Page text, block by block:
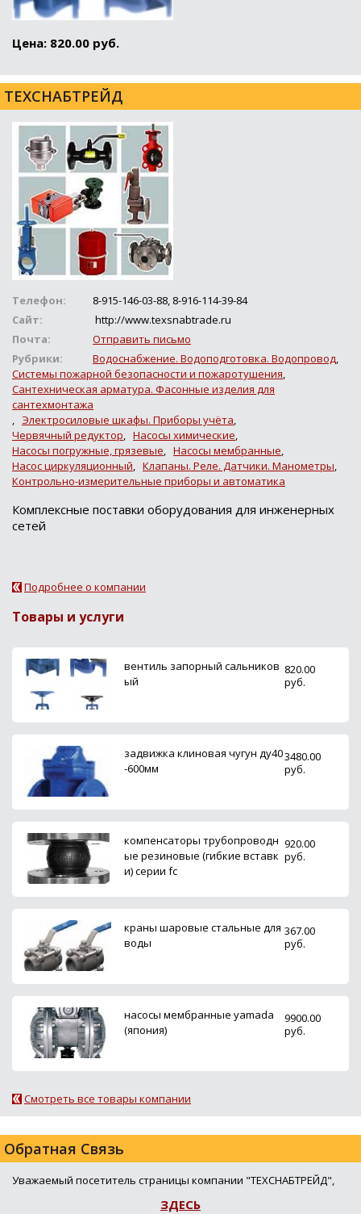
Цена: 820.00 руб.
ТЕХСНАБТРЕЙД
Телефон:
8-915-146-03-88, 8-916-114-39-84
Сайт:
http://www.texsnabtrade.ru
Почта:
Отправить письмо
Рубрики:
Водоснабжение. Водоподготовка. Водопровод,
Системы пожарной безопасности и пожаротушения,
Сантехническая арматура. Фасонные изделия для
сантехмонтажа
, Электросиловые шкафы. Приборы учёта,
Червячный редуктор, Насосы химические,
Насосы погружные, грязевые, Насосы мембранные,
Насос циркуляционный, Клапаны. Реле. Датчики. Манометры,
Контрольно-измерительные приборы и автоматика
Комплексные поставки оборудования для инженерных
сетей
Подробнее о компании
Товары и услуги
вентиль запорный сальников
ый
820.00
руб.
задвижка клиновая чугун ду40
-600мм
3480.00
руб.
компенсаторы трубопроводн
ые резиновые (гибкие вставк
и) серии fc
920.00
руб.
краны шаровые стальные для
воды
367.00
руб.
насосы мембранные yamada
(япония)
9900.00
руб.
Смотреть все товары компании
Обратная Связь
Уважаемый посетитель страницы компании "ТЕХСНАБТРЕЙД",
ЗДЕСЬ